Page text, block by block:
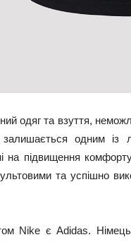
одяг та взуття,
залишається одним із
на підвищення
та успішно
Nike є Adidas.